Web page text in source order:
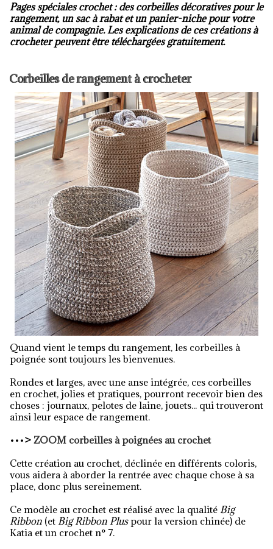
Pages spéciales crochet : des corbeilles décoratives pour le
rangement, un sac à rabat et un panier-niche pour votre
animal de compagnie. Les explications de ces créations à
crocheter peuvent être téléchargées gratuitement.
Corbeilles de rangement à crocheter
Quand vient le temps du rangement, les corbeilles à
poignée sont toujours les bienvenues.
Rondes et larges, avec une anse intégrée, ces corbeilles
en crochet, jolies et pratiques, pourront recevoir bien des
choses : journaux, pelotes de laine, jouets... qui trouveront
ainsi leur espace de rangement.
•••> ZOOM corbeilles à poignées au crochet
Cette création au crochet, déclinée en différents coloris,
vous aidera à aborder la rentrée avec chaque chose à sa
place, donc plus sereinement.
Ce modèle au crochet est réalisé avec la qualité Big
Ribbon (et Big Ribbon Pluspour la version chinée) de
Katia et un crochet n° 7.